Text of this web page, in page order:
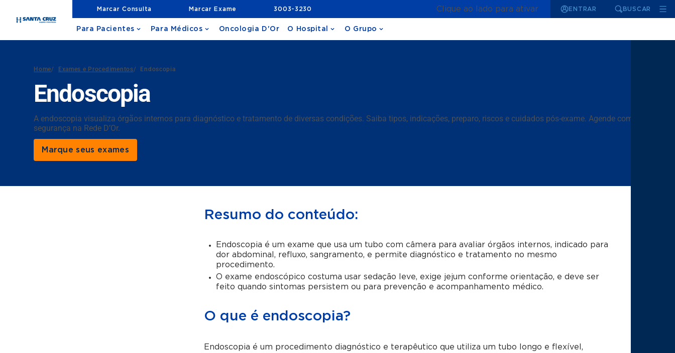
Marcar Consulta Marcar Exame 3003-3230 Clique ao lado para ativar ENTRAR BUSCAR
Para Pacientes Para Médicos Oncologia D'Or O Hospital O Grupo
Home/ Exames e Procedimentos/ Endoscopia
Endoscopia
A endoscopia visualiza órgãos internos para diagnóstico e tratamento de diversas condições. Saiba tipos, indicações, preparo, riscos e cuidados pós-exame. Agende com
segurança na Rede D’Or.
Marque seus exames
Resumo do conteúdo:
Endoscopia é um exame que usa um tubo com câmera para avaliar órgãos internos, indicado para
dor abdominal, refluxo, sangramento, e permite diagnóstico e tratamento no mesmo
procedimento.
O exame endoscópico costuma usar sedação leve, exige jejum conforme orientação, e deve ser
feito quando sintomas persistem ou para prevenção e acompanhamento médico.
O que é endoscopia?
Endoscopia é um procedimento diagnóstico e terapêutico que utiliza um tubo longo e flexível,